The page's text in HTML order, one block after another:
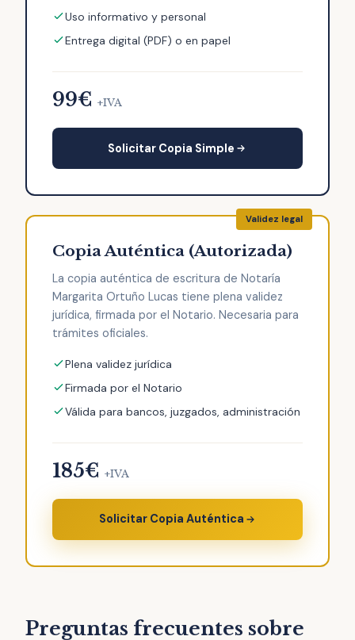
Uso informativo y personal
Entrega digital (PDF) o en papel
99€ +IVA
Solicitar Copia Simple
Copia Auténtica (Autorizada)
La copia auténtica de escritura de Notaría
Margarita Ortuño Lucas tiene plena validez
jurídica, firmada por el Notario. Necesaria para
trámites oficiales.
Plena validez jurídica
Firmada por el Notario
Válida para bancos, juzgados, administración
185€ +IVA
Solicitar Copia Auténtica
Preguntas frecuentes sobre